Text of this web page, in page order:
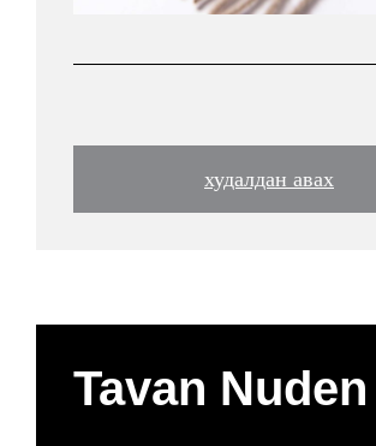
худалдан авах
Tavan Nuden